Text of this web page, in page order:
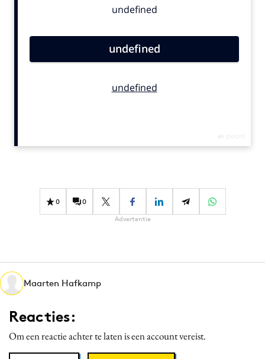
Contentmarketing
Effectiviteit
Gedragsverandering
Martech
Media
Merkstrategie
PR
Programmatic
0 0
Advertentie
Maarten Hafkamp
Reacties:
Om een reactie achter te laten is een account vereist.